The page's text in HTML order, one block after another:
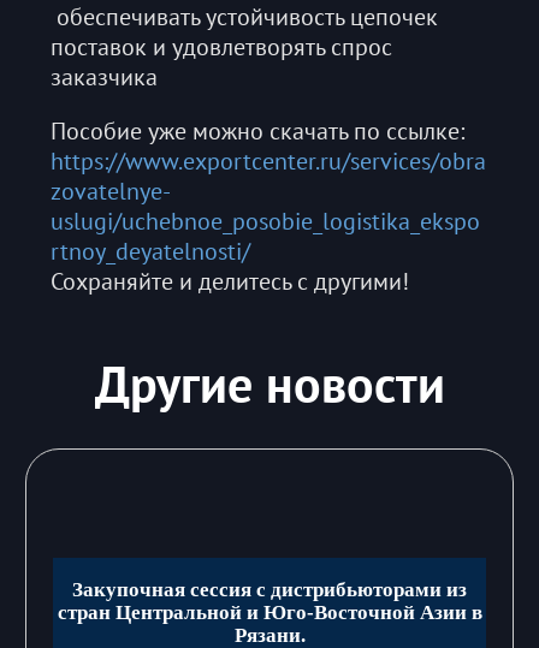
обеспечивать устойчивость цепочек
поставок и удовлетворять спрос
заказчика
Пособие уже можно скачать по ссылке:
https://www.exportcenter.ru/services/obra
zovatelnye-
uslugi/uchebnoe_posobie_logistika_ekspo
rtnoy_deyatelnosti/
Сохраняйте и делитесь с другими!
Другие новости
Закупочная сессия с дистрибьюторами из
стран Центральной и Юго-Восточной Азии в
Рязани.